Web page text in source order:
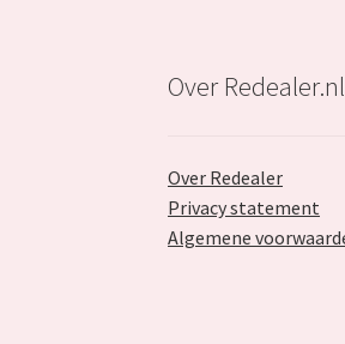
Over Redealer.nl
Over Redealer
Privacy statement
Algemene